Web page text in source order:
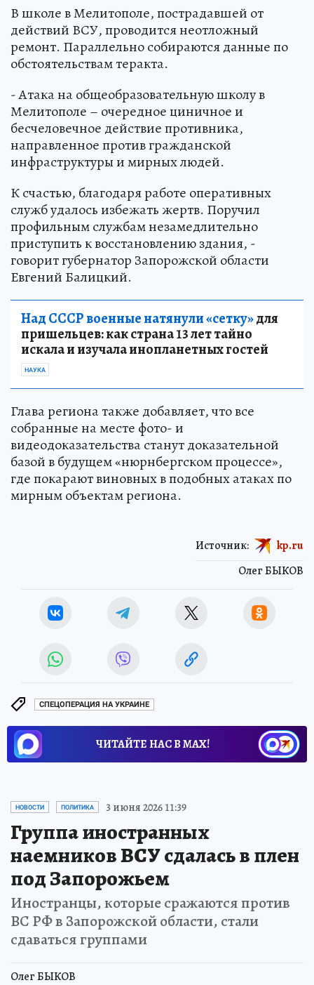
В школе в Мелитополе, пострадавшей от
действий ВСУ, проводится неотложный
ремонт. Параллельно собираются данные по
обстоятельствам теракта.
- Атака на общеобразовательную школу в
Мелитополе – очередное циничное и
бесчеловечное действие противника,
направленное против гражданской
инфраструктуры и мирных людей.
К счастью, благодаря работе оперативных
служб удалось избежать жертв. Поручил
профильным службам незамедлительно
приступить к восстановлению здания, -
говорит губернатор Запорожской области
Евгений Балицкий.
Над СССР военные натянули «сетку»для
пришельцев: как страна 13 лет тайно
искала и изучала инопланетных гостей
НАУКА
Глава региона также добавляет, что все
собранные на месте фото- и
видеодоказательства станут доказательной
базой в будущем «нюрнбергском процессе»,
где покарают виновных в подобных атаках по
мирным объектам региона.
Олег БЫКОВ
Источник: kp.ru
СПЕЦОПЕРАЦИЯ НА УКРАИНЕ
ЧИТАЙТЕ НАС В МАХ!
НОВОСТИ ПОЛИТИКА 3 июня 2026 11:39
Группа иностранных
наемников ВСУ сдалась в плен
под Запорожьем
Иностранцы, которые сражаются против
ВС РФ в Запорожской области, стали
сдаваться группами
Олег БЫКОВ